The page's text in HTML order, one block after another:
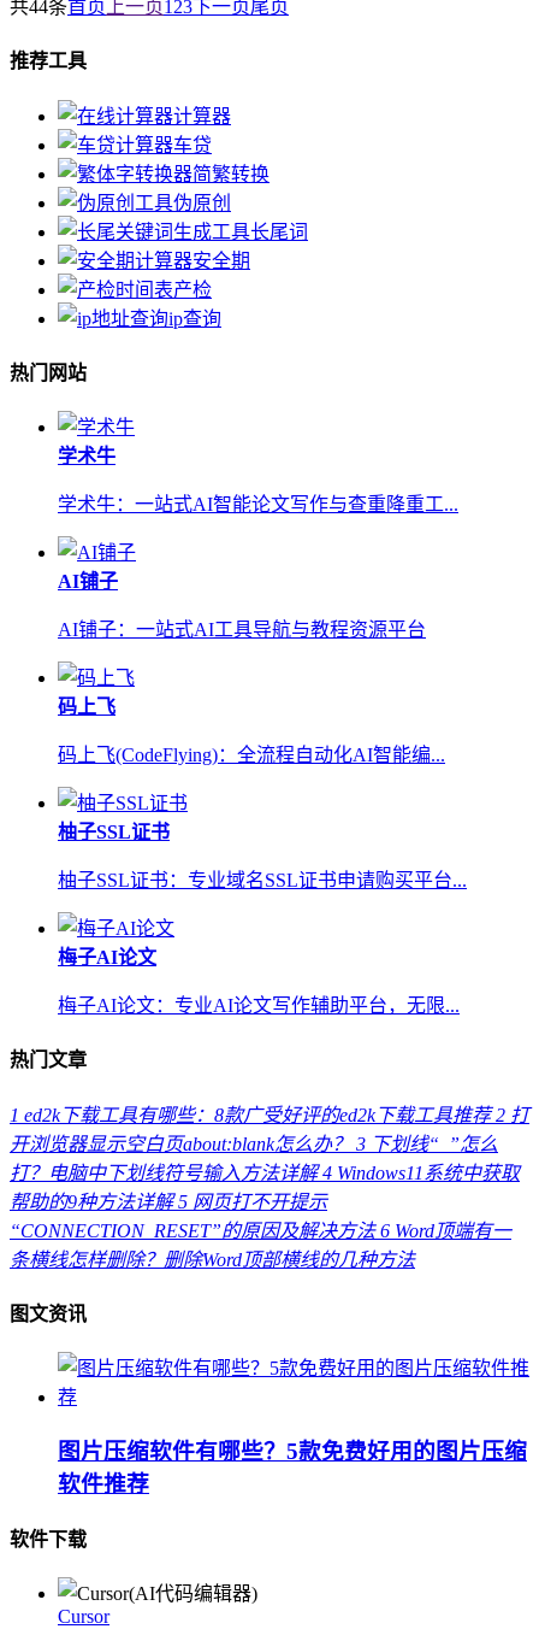
共44条首页 上一页1 23下一页尾页
推荐工具
计算器
车贷
简繁转换
伪原创
长尾词
安全期
产检
ip查询
热门网站
学术牛
学术牛：一站式AI智能论文写作与查重降重工...
AI铺子
AI铺子：一站式AI工具导航与教程资源平台
码上飞
码上飞(CodeFlying)：全流程自动化AI智能编...
柚子SSL证书
柚子SSL证书：专业域名SSL证书申请购买平台...
梅子AI论文
梅子AI论文：专业AI论文写作辅助平台，无限...
热门文章
1 ed2k下载工具有哪些：8款广受好评的ed2k下载工具推荐 2 打
开浏览器显示空白页about:blank怎么办？ 3 下划线“_”怎么
打？电脑中下划线符号输入方法详解 4 Windows11系统中获取
帮助的9种方法详解 5 网页打不开提示
“CONNECTION_RESET”的原因及解决方法 6 Word顶端有一
条横线怎样删除？删除Word顶部横线的几种方法
图文资讯
图片压缩软件有哪些？5款免费好用的图片压缩
软件推荐
软件下载
Cursor